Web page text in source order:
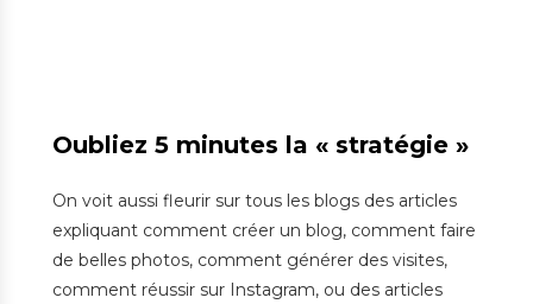
Oubliez 5 minutes la « stratégie »
On voit aussi fleurir sur tous les blogs des articles
expliquant comment créer un blog, comment faire
de belles photos, comment générer des visites,
comment réussir sur Instagram, ou des articles